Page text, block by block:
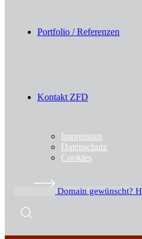
Portfolio / Referenzen
Kontakt ZFD
Impressum
Datenschutz
Cookies
Domain gewünscht?